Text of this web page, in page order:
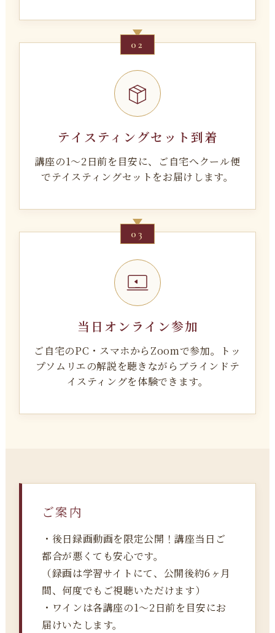
02
テイスティングセット到着
講座の1〜2日前を目安に、ご自宅へクール便
でテイスティングセットをお届けします。
03
当日オンライン参加
ご自宅のPC・スマホからZoomで参加。トッ
プソムリエの解説を聴きながらブラインドテ
イスティングを体験できます。
ご案内
・後日録画動画を限定公開！講座当日ご
都合が悪くても安心です。
（録画は学習サイトにて、公開後約6ヶ月
間、何度でもご視聴いただけます）
・ワインは各講座の1～2日前を目安にお
届けいたします。